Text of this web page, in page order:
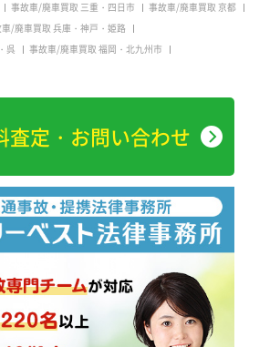
事故車/廃車買取 三重・四日市
事故車/廃車買取 京都
/廃車買取 兵庫・神戸・姫路
呉
事故車/廃車買取 福岡・北九州市
査定・お問い合わせ